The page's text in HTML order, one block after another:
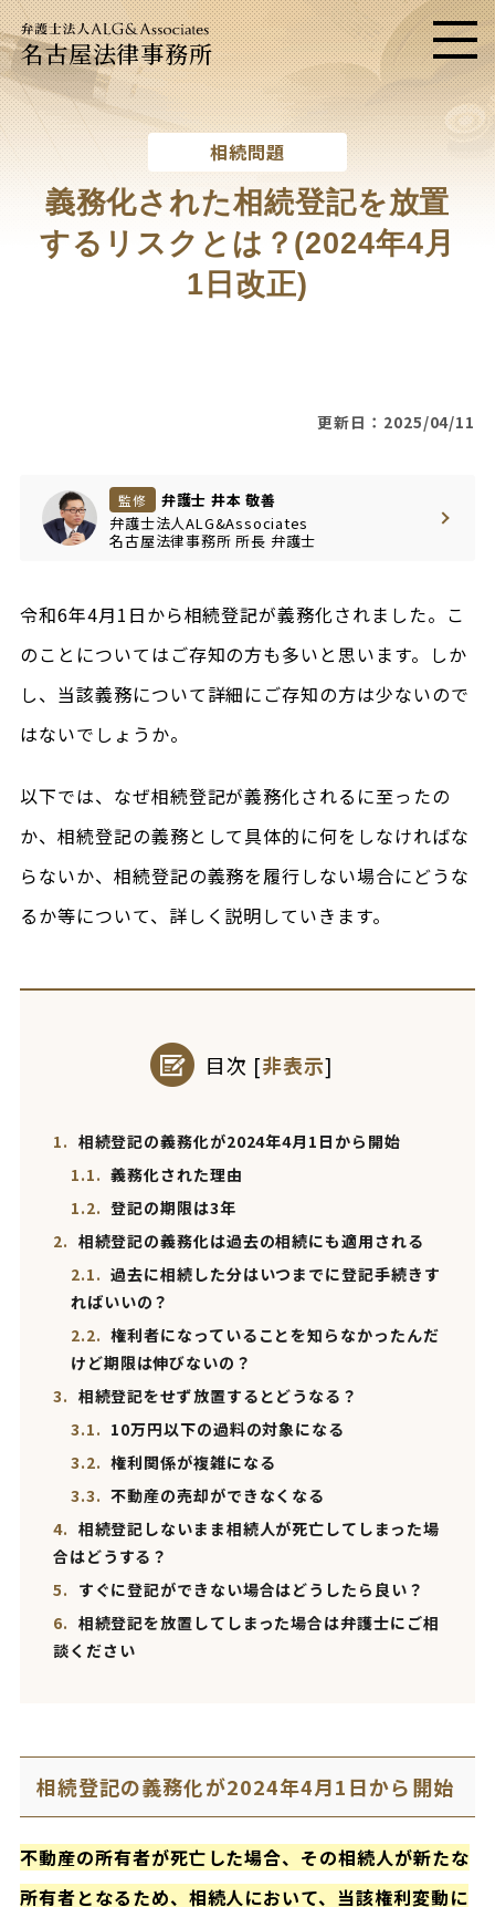
名古屋法律事務所 メニ
相続問題
義務化された相続登記を放置
するリスクとは？(2024年4月
1日改正)
更新日：2025/04/11
監修
弁護士 井本 敬善
弁護士法人ALG&Associates
名古屋法律事務所所長 弁護士
令和6年4月1日から相続登記が義務化されました。こ
のことについてはご存知の方も多いと思います。しか
し、当該義務について詳細にご存知の方は少ないので
はないでしょうか。
以下では、なぜ相続登記が義務化されるに至ったの
か、相続登記の義務として具体的に何をしなければな
らないか、相続登記の義務を履行しない場合にどうな
るか等について、詳しく説明していきます。
目次 [非表示]
1. 相続登記の義務化が2024年4月1日から開始
1.1. 義務化された理由
1.2. 登記の期限は3年
2. 相続登記の義務化は過去の相続にも適用される
2.1. 過去に相続した分はいつまでに登記手続きす
ればいいの？
2.2. 権利者になっていることを知らなかったんだ
けど期限は伸びないの？
3. 相続登記をせず放置するとどうなる？
3.1. 10万円以下の過料の対象になる
3.2. 権利関係が複雑になる
3.3. 不動産の売却ができなくなる
4. 相続登記しないまま相続人が死亡してしまった場
合はどうする？
5. すぐに登記ができない場合はどうしたら良い？
6. 相続登記を放置してしまった場合は弁護士にご相
談ください
相続登記の義務化が2024年4月1日から開始
不動産の所有者が死亡した場合、その相続人が新たな
所有者となるため、相続人において、当該権利変動に